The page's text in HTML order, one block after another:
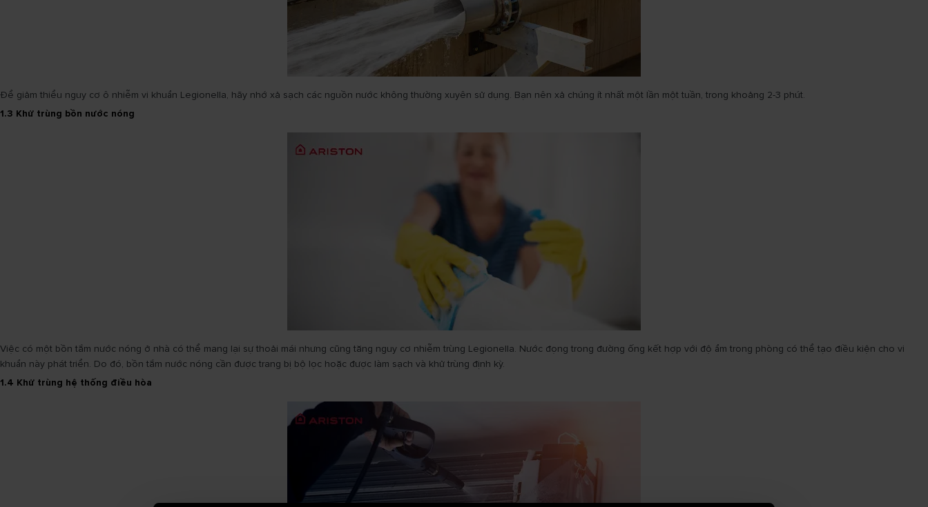
Để giảm thiểu nguy cơ ô nhiễm vi khuẩn Legionella, hãy nhớ xả sạch các nguồn nước không thường xuyên sử dụng. Bạn nên xả chúng ít nhất một lần một tuần, trong khoảng 2-3 phút.
1.3 Khử trùng bồn nước nóng
Việc có một bồn tắm nước nóng ở nhà có thể mang lại sự thoải mái nhưng cũng tăng nguy cơ nhiễm trùng Legionella. Nước đọng trong đường ống kết hợp với độ ẩm trong phòng có thể tạo điều kiện cho vi
khuẩn này phát triển. Do đó, bồn tắm nước nóng cần được trang bị bộ lọc hoặc được làm sạch và khử trùng định kỳ.
1.4 Khử trùng hệ thống điều hòa